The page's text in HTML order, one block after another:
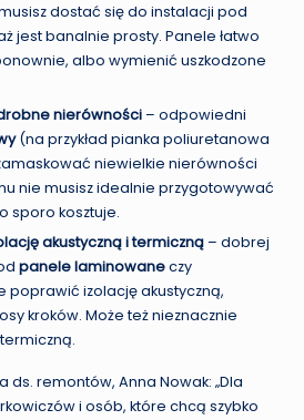
dostać się do instalacji pod
jest banalnie prosty. Panele łatwo
albo wymienić uszkodzone
nierówności – odpowiedni
(na przykład pianka poliuretanowa
niewielkie nierówności
nie musisz idealnie przygotowywać
sporo kosztuje.
akustyczną i termiczną – dobrej
panele laminowaneczy
poprawić izolację akustyczną,
kroków. Może też nieznacznie
ds. remontów, Anna Nowak: „Dla
i osób, które chcą szybko